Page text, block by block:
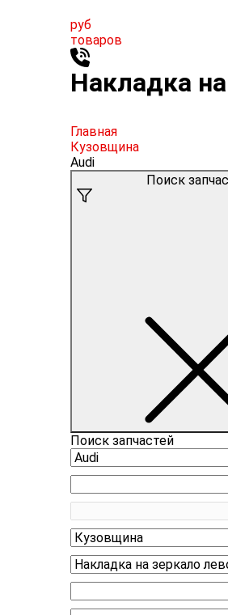
руб
товаров
Накладка
Главная
Кузовщина
Audi
Поиск
Поиск запчастей